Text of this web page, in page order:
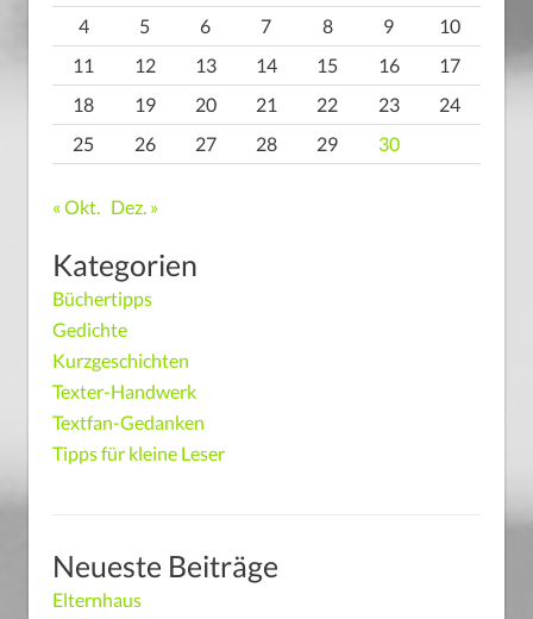
4
5 6 7 8 9
10
11
12 13 14 15 16
17
18
19 20 21 22 23
24
25
26 27 28 29 30
« Okt. Dez. »
Kategorien
Büchertipps
Gedichte
Kurzgeschichten
Texter-Handwerk
Textfan-Gedanken
Tipps für kleine Leser
Neueste Beiträge
Elternhaus